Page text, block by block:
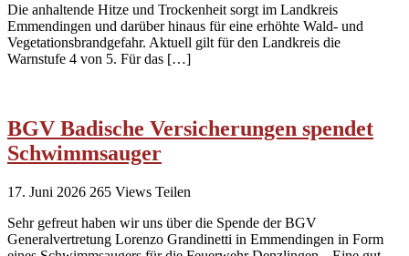
Die anhaltende Hitze und Trockenheit sorgt im Landkreis
Emmendingen und darüber hinaus für eine erhöhte Wald- und
Vegetationsbrandgefahr. Aktuell gilt für den Landkreis die
Warnstufe 4 von 5. Für das […]
BGV Badische Versicherungen spendet
Schwimmsauger
17. Juni 2026 265 Views Teilen
Sehr gefreut haben wir uns über die Spende der BGV
Generalvertretung Lorenzo Grandinetti in Emmendingen in Form